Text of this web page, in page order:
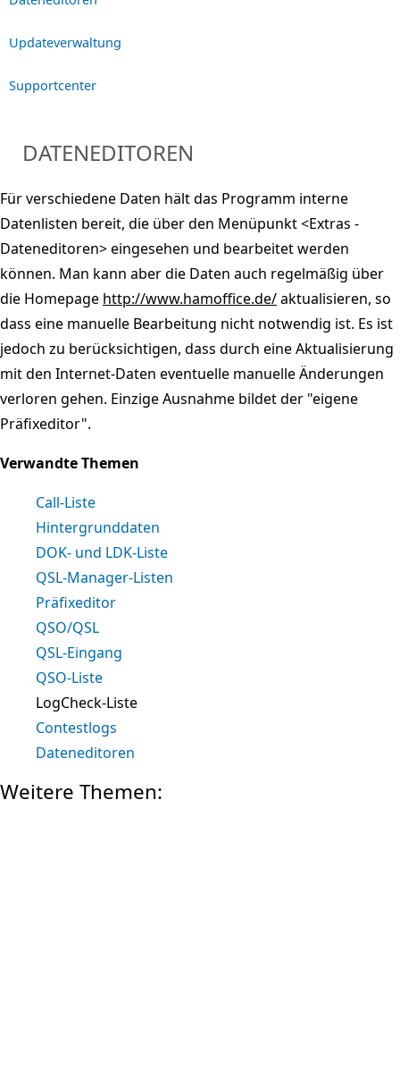
Updateverwaltung
Supportcenter
DATENEDITOREN
Für verschiedene Daten hält das Programm interne
Datenlisten bereit, die über den Menüpunkt <Extras -
Dateneditoren> eingesehen und bearbeitet werden
können. Man kann aber die Daten auch regelmäßig über
die Homepage http://www.hamoffice.de/aktualisieren, so
dass eine manuelle Bearbeitung nicht notwendig ist. Es ist
jedoch zu berücksichtigen, dass durch eine Aktualisierung
mit den Internet-Daten eventuelle manuelle Änderungen
verloren gehen. Einzige Ausnahme bildet der "eigene
Präfixeditor".
Verwandte Themen
Call-Liste
Hintergrunddaten
DOK- und LDK-Liste
QSL-Manager-Listen
Präfixeditor
QSO/QSL
QSL-Eingang
QSO-Liste
LogCheck-Liste
Contestlogs
Dateneditoren
Weitere Themen: